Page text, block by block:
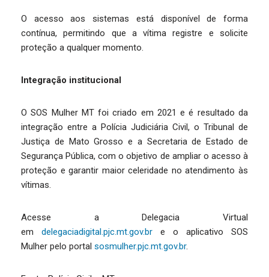
O acesso aos sistemas está disponível de forma
contínua, permitindo que a vítima registre e solicite
proteção a qualquer momento.
Integração institucional
O SOS Mulher MT foi criado em 2021 e é resultado da
integração entre a Polícia Judiciária Civil, o Tribunal de
Justiça de Mato Grosso e a Secretaria de Estado de
Segurança Pública, com o objetivo de ampliar o acesso à
proteção e garantir maior celeridade no atendimento às
vítimas.
Acesse a Delegacia Virtual
em delegaciadigital.pjc.mt.gov.br e o aplicativo SOS
Mulher pelo portal sosmulher.pjc.mt.gov.br.